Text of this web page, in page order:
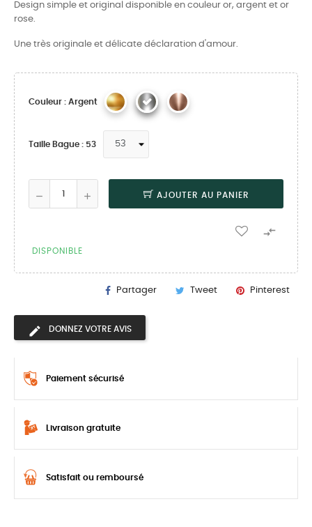
Design simple et original disponible en couleur or, argent et or
rose.
Une très originale et délicate déclaration d'amour.
Couleur : Argent
Taille Bague : 53
AJOUTER AU PANIER

DISPONIBLE
Partager Tweet Pinterest
DONNEZ VOTRE AVIS
Paiement sécurisé
Livraison gratuite
Satisfait ou remboursé